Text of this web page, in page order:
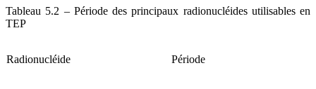
Tableau 5.2 – Période des principaux radionucléides utilisables en
TEP
Radionucléide Période